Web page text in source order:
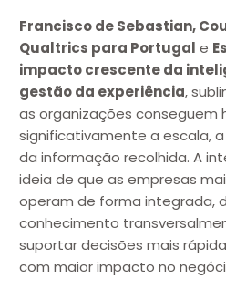
Francisco de Sebastian,
Qualtrics para Portugal e
impacto crescente da
gestão da experiência,
as organizações conseguem
significativamente a escala,
da informação recolhida. A
ideia de que as empresas
operam de forma integrada,
conhecimento
suportar decisões mais
com maior impacto no